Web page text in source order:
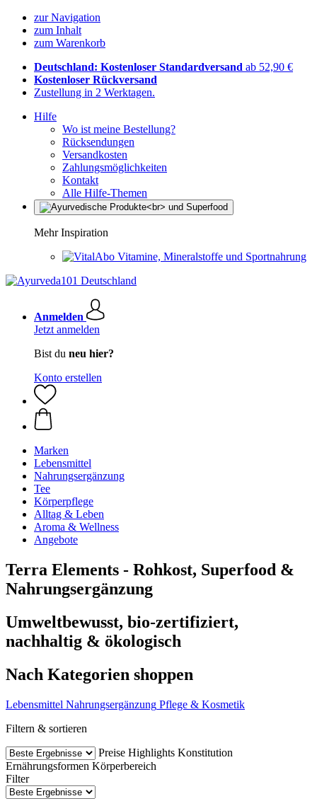
zur Navigation
zum Inhalt
zum Warenkorb
Deutschland: Kostenloser Standardversand ab 52,90 €
Kostenloser Rückversand
Zustellung in 2 Werktagen.
Hilfe
Wo ist meine Bestellung?
Rücksendungen
Versandkosten
Zahlungsmöglichkeiten
Kontakt
Alle Hilfe-Themen
Mehr Inspiration
Vitamine, Mineralstoffe und Sportnahrung
Anmelden
Jetzt anmelden
Bist du neu hier?
Konto erstellen
Marken
Lebensmittel
Nahrungsergänzung
Tee
Körperpflege
Alltag & Leben
Aroma & Wellness
Angebote
Terra Elements - Rohkost, Superfood &
Nahrungsergänzung
Umweltbewusst, bio-zertifiziert,
nachhaltig & ökologisch
Nach Kategorien shoppen
Lebensmittel Nahrungsergänzung Pflege & Kosmetik
Filtern & sortieren
Preise Highlights Konstitution
Ernährungsformen Körperbereich
Filter